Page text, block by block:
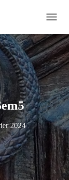
É
P
L
I
E
R
L
A
N
A
V
I
G
A
T
2024